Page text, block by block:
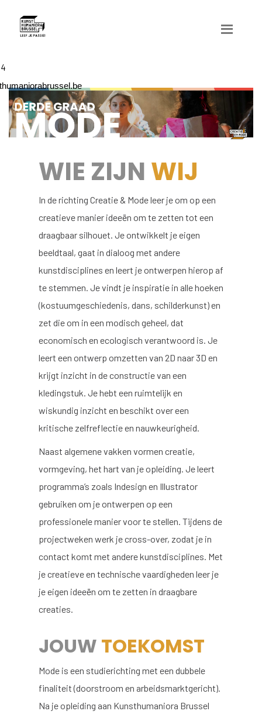
WIE ZIJN WIJ
In de richting Creatie & Mode leer je om op een
creatieve manier ideeën om te zetten tot een
draagbaar silhouet. Je ontwikkelt je eigen
beeldtaal, gaat in dialoog met andere
kunstdisciplines en leert je ontwerpen hierop af
te stemmen. Je vindt je inspiratie in alle hoeken
(kostuumgeschiedenis, dans, schilderkunst) en
zet die om in een modisch geheel, dat
economisch en ecologisch verantwoord is. Je
leert een ontwerp omzetten van 2D naar 3D en
krijgt inzicht in de constructie van een
kledingstuk. Je hebt een ruimtelijk en
wiskundig inzicht en beschikt over een
kritische zelfreflectie en nauwkeurigheid.
Naast algemene vakken vormen creatie,
vormgeving, het hart van je opleiding. Je leert
programma’s zoals Indesign en Illustrator
gebruiken om je ontwerpen op een
professionele manier voor te stellen. Tijdens de
projectweken werk je cross-over, zodat je in
contact komt met andere kunstdisciplines. Met
je creatieve en technische vaardigheden leer je
je eigen ideeën om te zetten in draagbare
creaties.
JOUW TOEKOMST
Mode is een studierichting met een dubbele
finaliteit (doorstroom en arbeidsmarktgericht).
Na je opleiding aan Kunsthumaniora Brussel